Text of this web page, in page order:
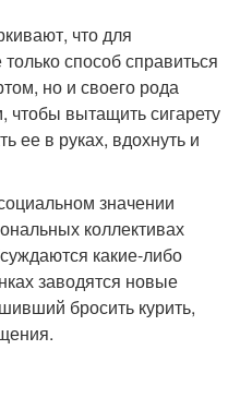
что для
способ справиться
но и своего рода
чтобы вытащить сигарету
ее в руках, вдохнуть и
значении
коллективах
какие-либо
заводятся новые
бросить курить,